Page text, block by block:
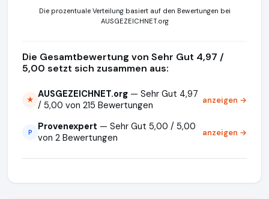
Die prozentuale Verteilung basiert auf den Bewertungen bei
AUSGEZEICHNET.org
Die Gesamtbewertung von Sehr Gut 4,97 /
5,00 setzt sich zusammen aus:
★ AUSGEZEICHNET.org — Sehr Gut 4,97
/ 5,00 von 215 Bewertungen
anzeigen →
P Provenexpert — Sehr Gut 5,00 / 5,00
von 2 Bewertungen
anzeigen →